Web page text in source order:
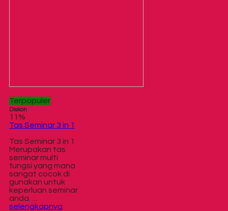
Terpopuler
Diskon
11%
Tas Seminar 3 in 1
Tas Seminar 3 in 1
Merupakan tas
seminar multi
fungsi yang mana
sangat cocok di
gunakan untuk
keperluan seminar
anda….
selengkapnya